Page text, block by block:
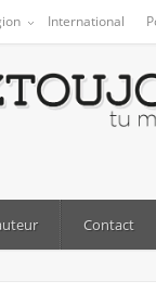
International
Contact